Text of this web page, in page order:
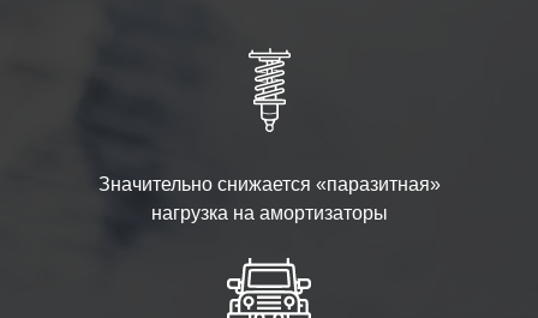
Значительно снижается «паразитная»
нагрузка на амортизаторы